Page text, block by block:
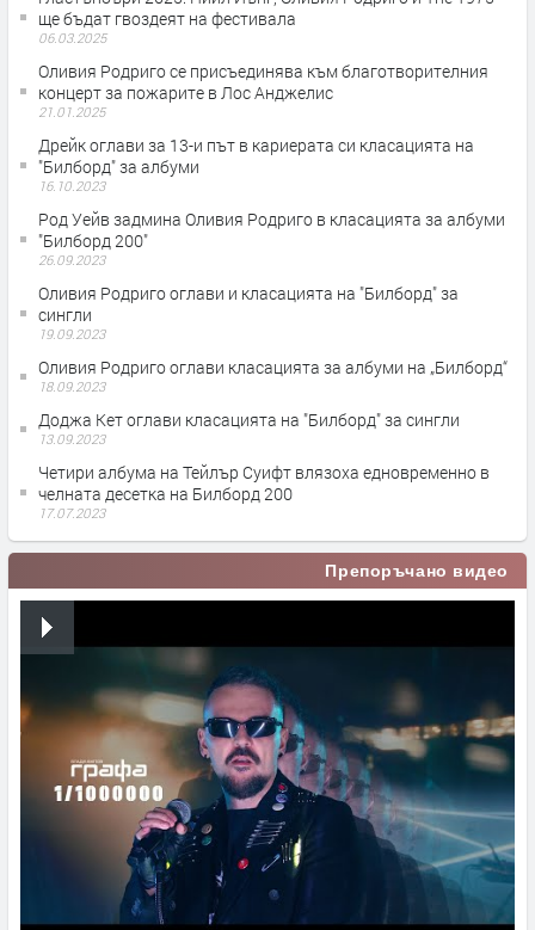
ще бъдат гвоздеят на фестивала
06.03.2025
Оливия Родриго се присъединява към благотворителния
концерт за пожарите в Лос Анджелис
21.01.2025
Дрейк оглави за 13-и път в кариерата си класацията на
"Билборд" за албуми
16.10.2023
Род Уейв задмина Оливия Родриго в класацията за албуми
"Билборд 200"
26.09.2023
Оливия Родриго оглави и класацията на "Билборд" за
сингли
19.09.2023
Оливия Родриго оглави класацията за албуми на „Билборд“
18.09.2023
Доджа Кет оглави класацията на "Билборд" за сингли
13.09.2023
Четири албума на Тейлър Суифт влязоха едновременно в
челната десетка на Билборд 200
17.07.2023
Препоръчано видео